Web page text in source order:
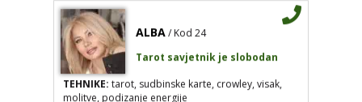
TEHNIKE:tarot, sudbinske karte, crowley, visak,
molitve, podizanje energije